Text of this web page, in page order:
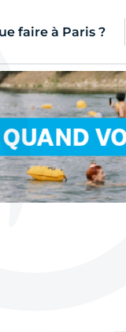
faire à Paris ?